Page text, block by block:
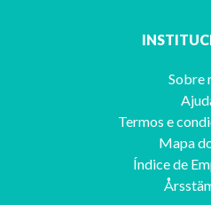
Sobre
Termos e
Mapa
Índice de